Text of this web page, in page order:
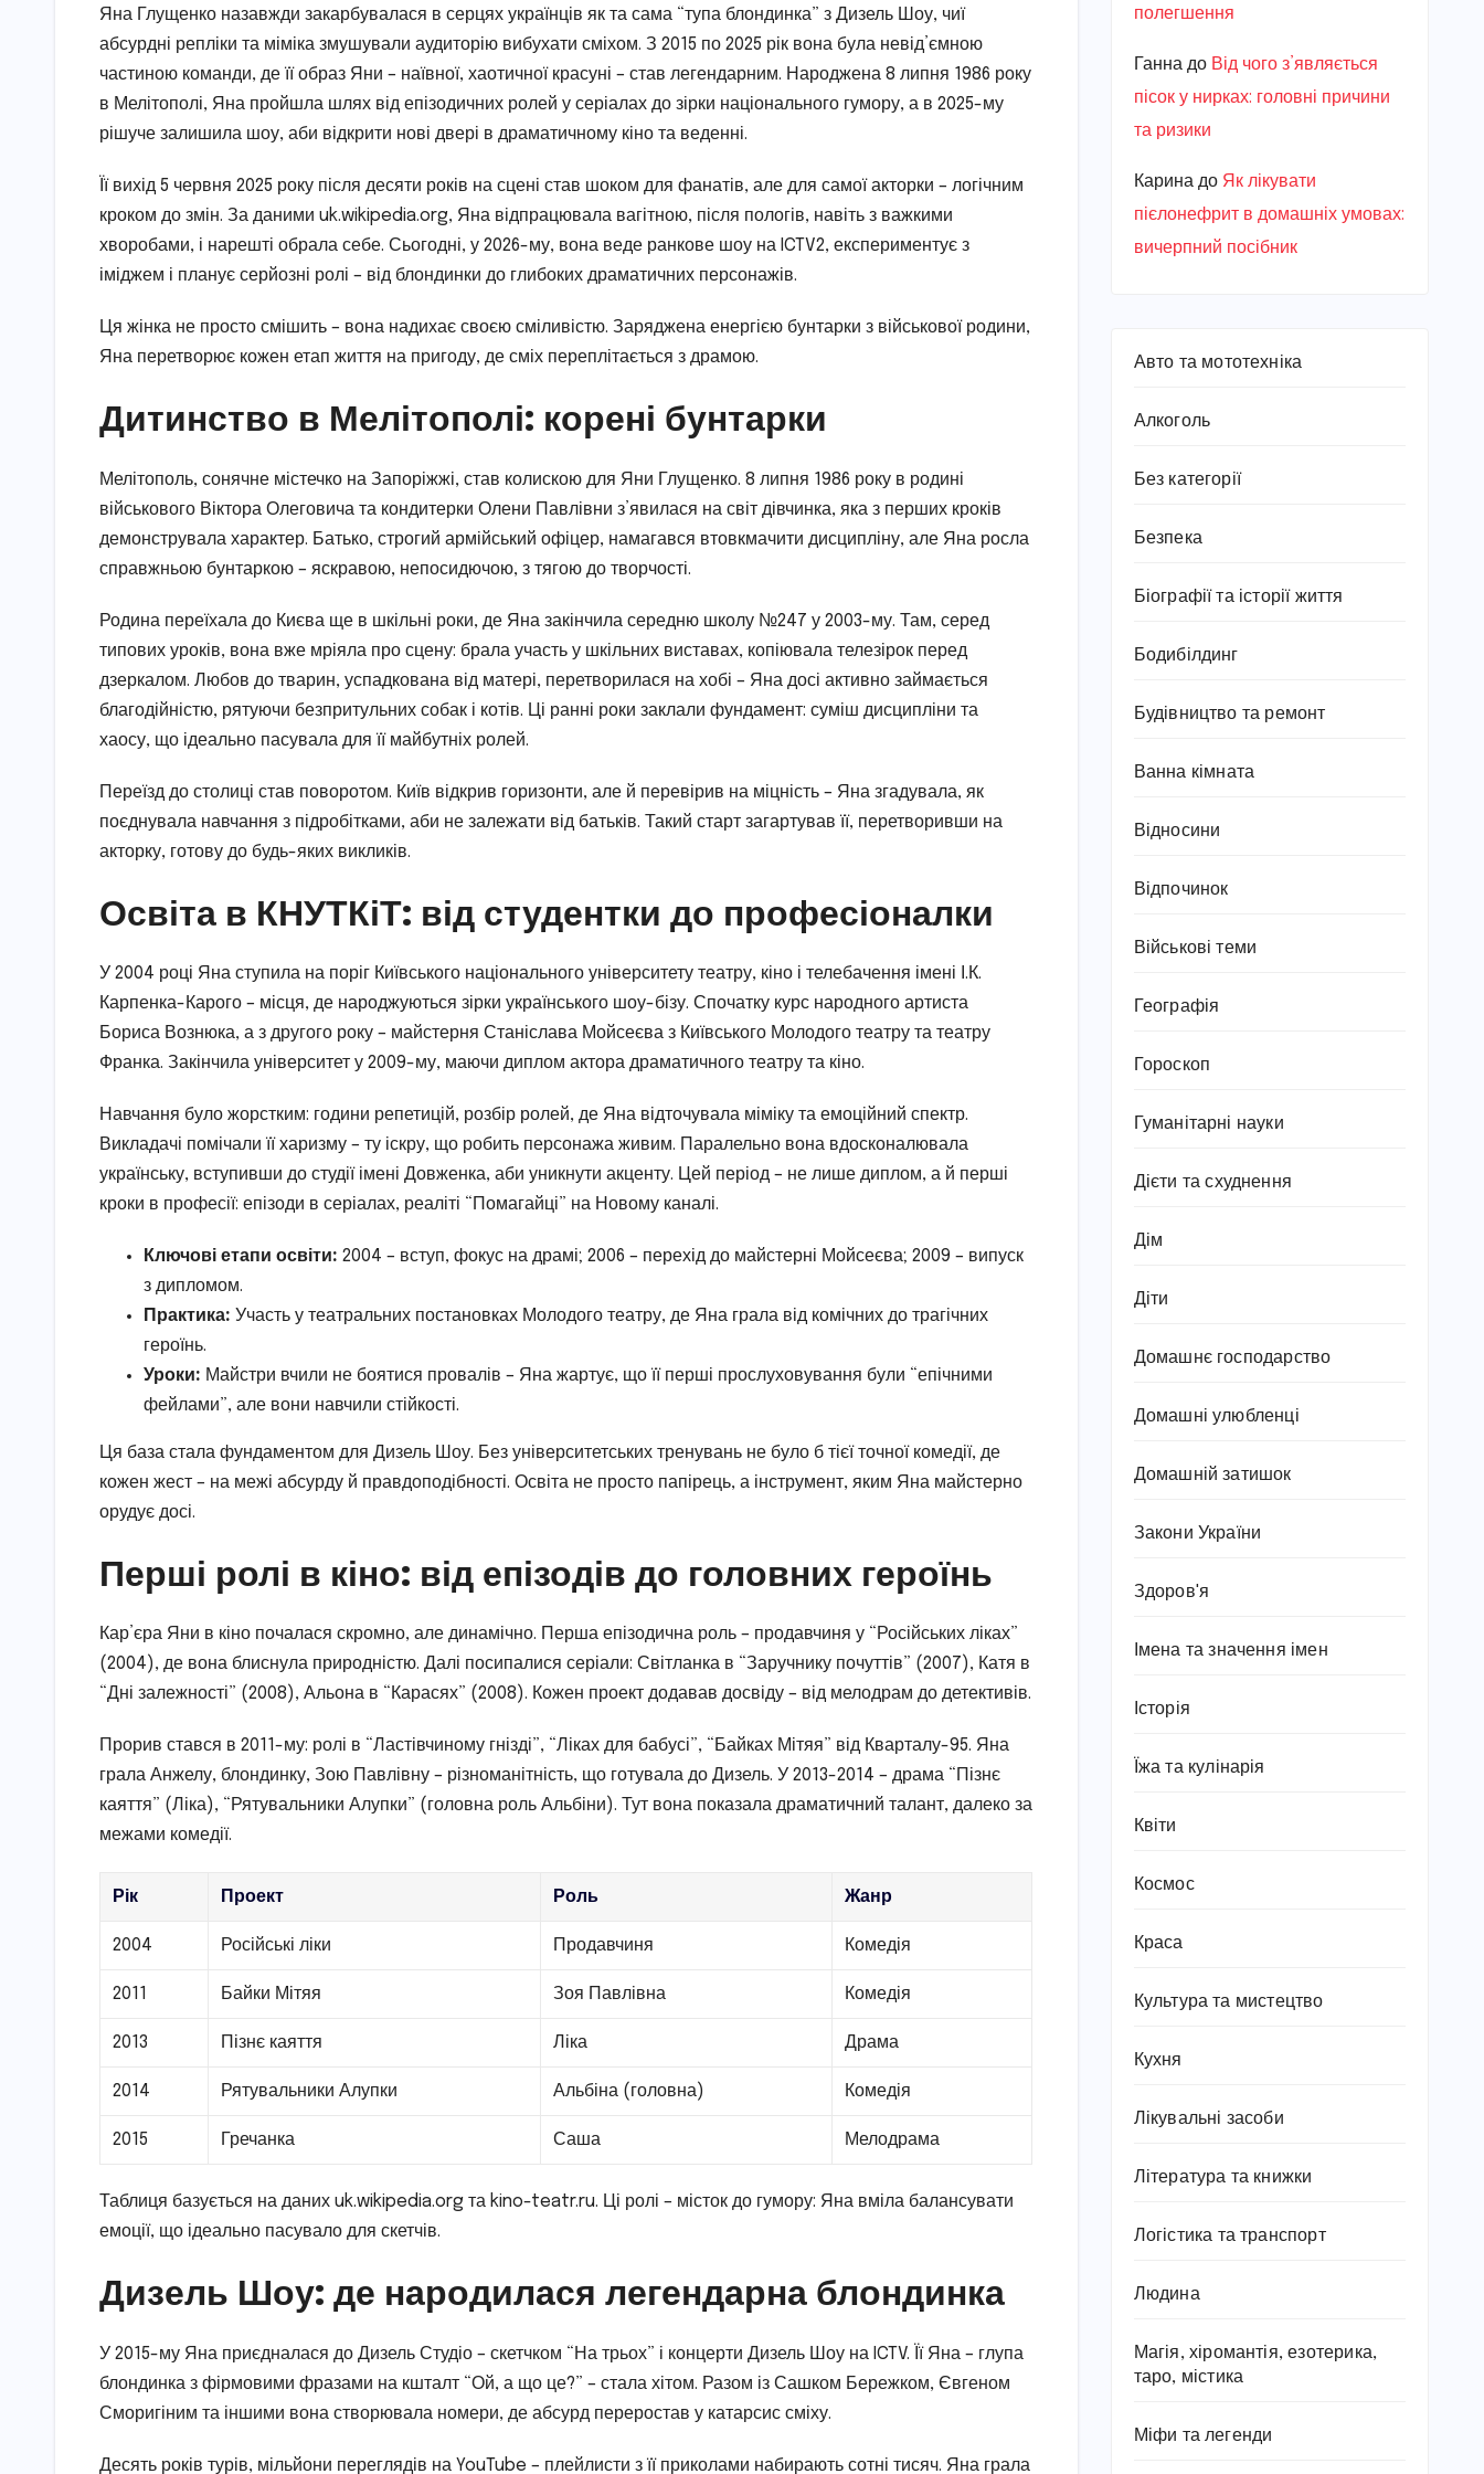
Яна Глущенко назавжди закарбувалася в серцях українців як та сама “тупа блондинка” з Дизель Шоу, чиї
абсурдні репліки та міміка змушували аудиторію вибухати сміхом. З 2015 по 2025 рік вона була невід’ємною
частиною команди, де її образ Яни – наївної, хаотичної красуні – став легендарним. Народжена 8 липня 1986 року
в Мелітополі, Яна пройшла шлях від епізодичних ролей у серіалах до зірки національного гумору, а в 2025-му
рішуче залишила шоу, аби відкрити нові двері в драматичному кіно та веденні.
Її вихід 5 червня 2025 року після десяти років на сцені став шоком для фанатів, але для самої акторки – логічним
кроком до змін. За даними uk.wikipedia.org, Яна відпрацювала вагітною, після пологів, навіть з важкими
хворобами, і нарешті обрала себе. Сьогодні, у 2026-му, вона веде ранкове шоу на ICTV2, експериментує з
іміджем і планує серйозні ролі – від блондинки до глибоких драматичних персонажів.
Ця жінка не просто смішить – вона надихає своєю сміливістю. Заряджена енергією бунтарки з військової родини,
Яна перетворює кожен етап життя на пригоду, де сміх переплітається з драмою.
Дитинство в Мелітополі: корені бунтарки
Мелітополь, сонячне містечко на Запоріжжі, став колискою для Яни Глущенко. 8 липня 1986 року в родині
військового Віктора Олеговича та кондитерки Олени Павлівни з’явилася на світ дівчинка, яка з перших кроків
демонструвала характер. Батько, строгий армійський офіцер, намагався втовкмачити дисципліну, але Яна росла
справжньою бунтаркою – яскравою, непосидючою, з тягою до творчості.
Родина переїхала до Києва ще в шкільні роки, де Яна закінчила середню школу №247 у 2003-му. Там, серед
типових уроків, вона вже мріяла про сцену: брала участь у шкільних виставах, копіювала телезірок перед
дзеркалом. Любов до тварин, успадкована від матері, перетворилася на хобі – Яна досі активно займається
благодійністю, рятуючи безпритульних собак і котів. Ці ранні роки заклали фундамент: суміш дисципліни та
хаосу, що ідеально пасувала для її майбутніх ролей.
Переїзд до столиці став поворотом. Київ відкрив горизонти, але й перевірив на міцність – Яна згадувала, як
поєднувала навчання з підробітками, аби не залежати від батьків. Такий старт загартував її, перетворивши на
акторку, готову до будь-яких викликів.
Освіта в КНУТКіТ: від студентки до професіоналки
У 2004 році Яна ступила на поріг Київського національного університету театру, кіно і телебачення імені І.К.
Карпенка-Карого – місця, де народжуються зірки українського шоу-бізу. Спочатку курс народного артиста
Бориса Вознюка, а з другого року – майстерня Станіслава Мойсеєва з Київського Молодого театру та театру
Франка. Закінчила університет у 2009-му, маючи диплом актора драматичного театру та кіно.
Навчання було жорстким: години репетицій, розбір ролей, де Яна відточувала міміку та емоційний спектр.
Викладачі помічали її харизму – ту іскру, що робить персонажа живим. Паралельно вона вдосконалювала
українську, вступивши до студії імені Довженка, аби уникнути акценту. Цей період – не лише диплом, а й перші
кроки в професії: епізоди в серіалах, реаліті “Помагайці” на Новому каналі.
Ключові етапи освіти: 2004 – вступ, фокус на драмі; 2006 – перехід до майстерні Мойсеєва; 2009 – випуск
з дипломом.
Практика: Участь у театральних постановках Молодого театру, де Яна грала від комічних до трагічних
героїнь.
Уроки: Майстри вчили не боятися провалів – Яна жартує, що її перші прослуховування були “епічними
фейлами”, але вони навчили стійкості.
Ця база стала фундаментом для Дизель Шоу. Без університетських тренувань не було б тієї точної комедії, де
кожен жест – на межі абсурду й правдоподібності. Освіта не просто папірець, а інструмент, яким Яна майстерно
орудує досі.
Перші ролі в кіно: від епізодів до головних героїнь
Кар’єра Яни в кіно почалася скромно, але динамічно. Перша епізодична роль – продавчиня у “Російських ліках”
(2004), де вона блиснула природністю. Далі посипалися серіали: Світланка в “Заручнику почуттів” (2007), Катя в
“Дні залежності” (2008), Альона в “Карасях” (2008). Кожен проект додавав досвіду – від мелодрам до детективів.
Прорив стався в 2011-му: ролі в “Ластівчиному гнізді”, “Ліках для бабусі”, “Байках Мітяя” від Кварталу-95. Яна
грала Анжелу, блондинку, Зою Павлівну – різноманітність, що готувала до Дизель. У 2013-2014 – драма “Пізнє
каяття” (Ліка), “Рятувальники Алупки” (головна роль Альбіни). Тут вона показала драматичний талант, далеко за
межами комедії.
Рік Проект Роль Жанр
2004 Російські ліки Продавчиня Комедія
2011 Байки Мітяя Зоя Павлівна Комедія
2013 Пізнє каяття Ліка Драма
2014 Рятувальники Алупки Альбіна (головна) Комедія
2015 Гречанка Саша Мелодрама
Таблиця базується на даних uk.wikipedia.org та kino-teatr.ru. Ці ролі – місток до гумору: Яна вміла балансувати
емоції, що ідеально пасувало для скетчів.
Дизель Шоу: де народилася легендарна блондинка
У 2015-му Яна приєдналася до Дизель Студіо – скетчком “На трьох” і концерти Дизель Шоу на ICTV. Її Яна – глупа
блондинка з фірмовими фразами на кшталт “Ой, а що це?” – стала хітом. Разом із Сашком Бережком, Євгеном
Сморигіним та іншими вона створювала номери, де абсурд переростав у катарсис сміху.
Десять років турів, мільйони переглядів на YouTube – плейлисти з її приколами набирають сотні тисяч. Яна грала
полегшення
Ганнадо Від чого з’являється
пісок у нирках: головні причини
та ризики
Каринадо Як лікувати
пієлонефрит в домашніх умовах:
вичерпний посібник
Авто та мототехніка
Алкоголь
Без категорії
Безпека
Біографії та історії життя
Бодибілдинг
Будівництво та ремонт
Ванна кімната
Відносини
Відпочинок
Військові теми
Географія
Гороскоп
Гуманітарні науки
Дієти та схуднення
Дім
Діти
Домашнє господарство
Домашні улюбленці
Домашній затишок
Закони України
Здоров'я
Імена та значення імен
Історія
Їжа та кулінарія
Квіти
Космос
Краса
Культура та мистецтво
Кухня
Лікувальні засоби
Література та книжки
Логістика та транспорт
Людина
Магія, хіромантія, езотерика,
таро, містика
Міфи та легенди